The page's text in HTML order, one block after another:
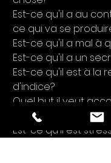
Est-ce qu'il a au
ce qui va se
Est-ce qu'il a mal à
Est-ce qu'il a un
Est-ce qu'il est à la
d'indice?
Quel but il veut
À quoi pense votre
Est-ce qu'il est